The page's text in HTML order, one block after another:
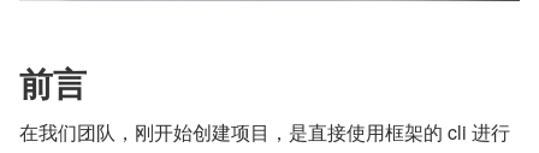
前言
在我们团队，刚开始创建项目，是直接使用框架的 cli 进行